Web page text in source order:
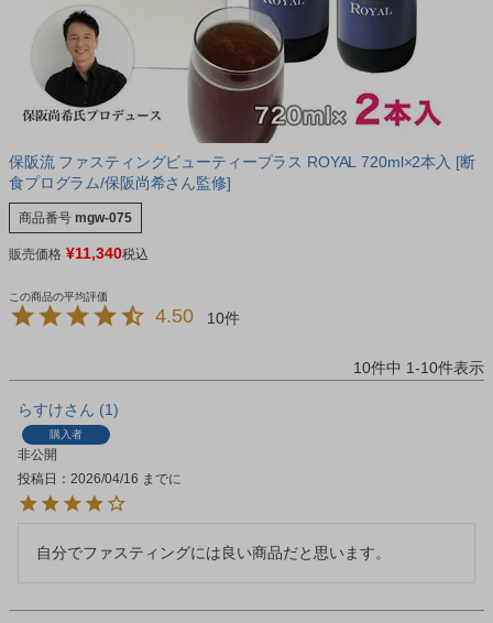
保阪流 ファスティングビューティープラス ROYAL 720ml×2本入 [断
食プログラム/保阪尚希さん監修]
商品番号 mgw-075
販売価格 ¥11,340税込
4.50 10
10件中 1-10件表示
らすけ 1
購入者
非公開
投稿日
2026/04/16